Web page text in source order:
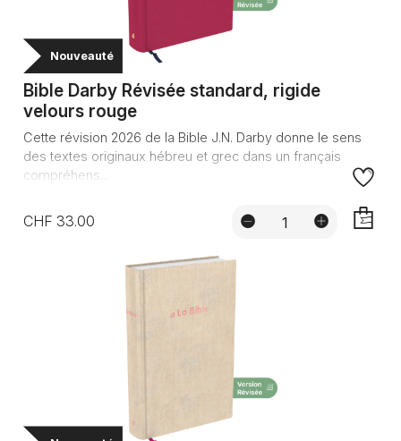
Nouveauté
Bible Darby Révisée standard, rigide
velours rouge
Cette révision 2026 de la Bible J.N. Darby donne le sens
des textes originaux hébreu et grec dans un français
compréhens...
CHF 33.00